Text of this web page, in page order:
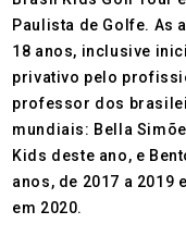
Paulista de Golfe. As
18 anos, inclusive
privativo pelo
professor dos
mundiais: Bella
Kids deste ano, e
anos, de 2017 a 2019
em 2020.